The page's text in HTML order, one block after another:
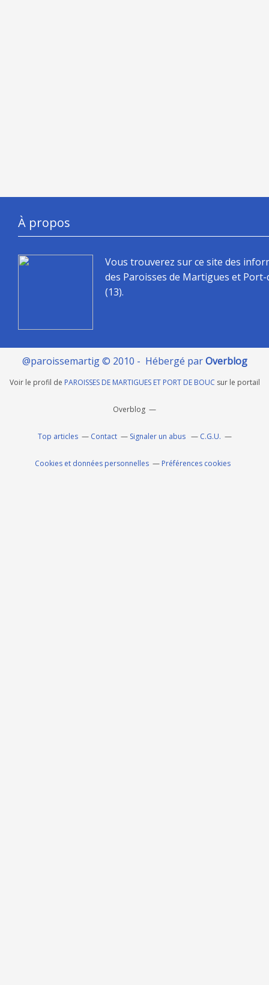
À propos
Vous trouverez sur ce site des
des Paroisses de Martigues et
(13).
@paroissemartig © 2010 - Hébergé parOverblog
Voir le profil de PAROISSES DE MARTIGUES ET PORT DE BOUC sur le portail
Overblog
Top articles Contact Signaler un abus C.G.U.
Cookies et données personnelles Préférences cookies